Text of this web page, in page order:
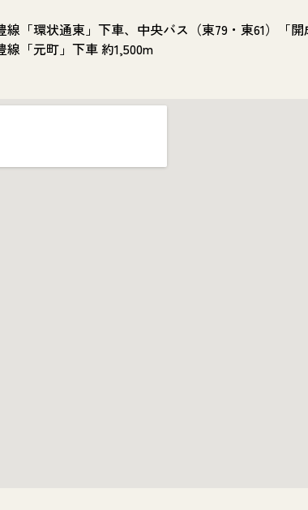
「環状通東」下車、中央バス（東79・東61）「
「元町」下車 約1,500m